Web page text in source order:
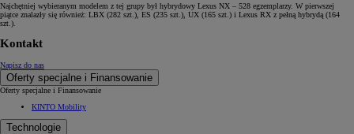
Najchętniej wybieranym modelem z tej grupy był hybrydowy Lexus NX – 528 egzemplarzy. W pierwszej
piątce znalazły się również: LBX (282 szt.), ES (235 szt.), UX (165 szt.) i Lexus RX z pełną hybrydą (164
szt.).
Kontakt
Napisz do nas
Oferty specjalne i Finansowanie
Oferty specjalne i Finansowanie
KINTO Mobility
Technologie